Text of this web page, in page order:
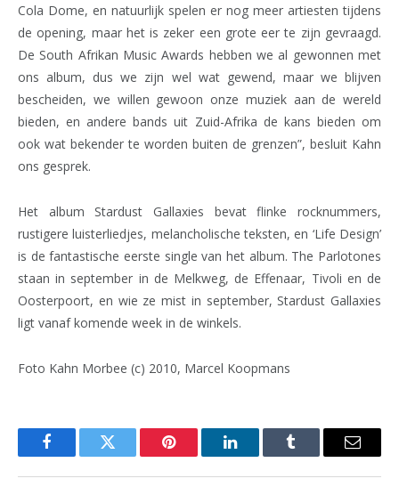
Cola Dome, en natuurlijk spelen er nog meer artiesten tijdens
de opening, maar het is zeker een grote eer te zijn gevraagd.
De South Afrikan Music Awards hebben we al gewonnen met
ons album, dus we zijn wel wat gewend, maar we blijven
bescheiden, we willen gewoon onze muziek aan de wereld
bieden, en andere bands uit Zuid-Afrika de kans bieden om
ook wat bekender te worden buiten de grenzen”, besluit Kahn
ons gesprek.
Het album Stardust Gallaxies bevat flinke rocknummers,
rustigere luisterliedjes, melancholische teksten, en ‘Life Design’
is de fantastische eerste single van het album. The Parlotones
staan in september in de Melkweg, de Effenaar, Tivoli en de
Oosterpoort, en wie ze mist in september, Stardust Gallaxies
ligt vanaf komende week in de winkels.
Foto Kahn Morbee (c) 2010, Marcel Koopmans
FacebookTwitter Pinterest LinkedInTumblr Email